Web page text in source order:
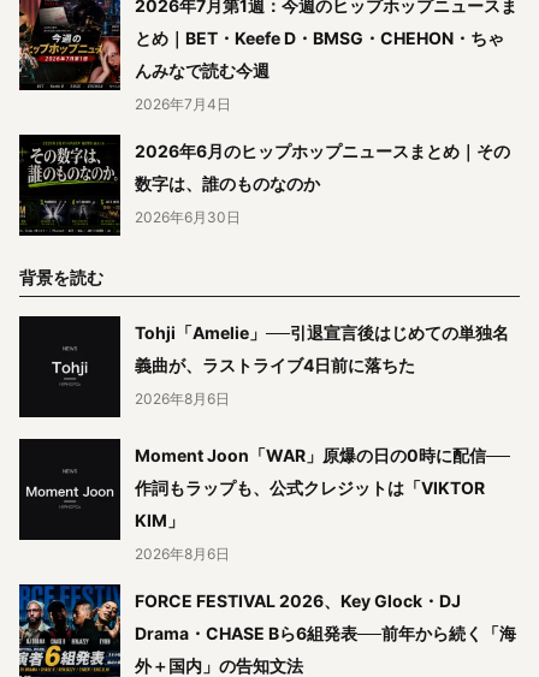
2026年7月第1週：今週のヒップホップニュースま
とめ｜BET・Keefe D・BMSG・CHEHON・ちゃ
んみなで読む今週
2026年7月4日
2026年6月のヒップホップニュースまとめ｜その
数字は、誰のものなのか
2026年6月30日
背景を読む
Tohji「Amelie」──引退宣言後はじめての単独名
義曲が、ラストライブ4日前に落ちた
2026年8月6日
Moment Joon「WAR」原爆の日の0時に配信──
作詞もラップも、公式クレジットは「VIKTOR
KIM」
2026年8月6日
FORCE FESTIVAL 2026、Key Glock・DJ
Drama・CHASE Bら6組発表──前年から続く「海
外＋国内」の告知文法